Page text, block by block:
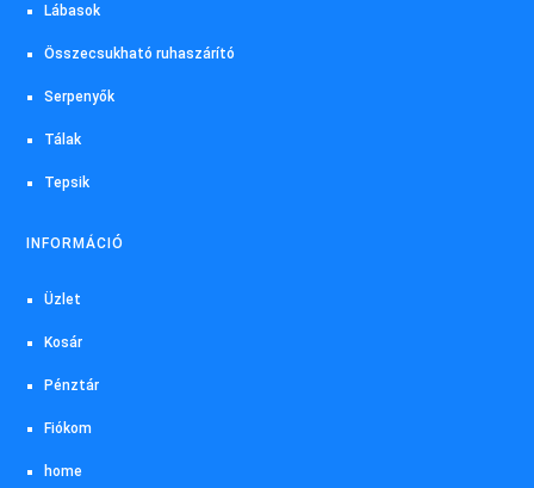
Lábasok
Összecsukható ruhaszárító
Serpenyők
Tálak
Tepsik
INFORMÁCIÓ
Üzlet
Kosár
Pénztár
Fiókom
home